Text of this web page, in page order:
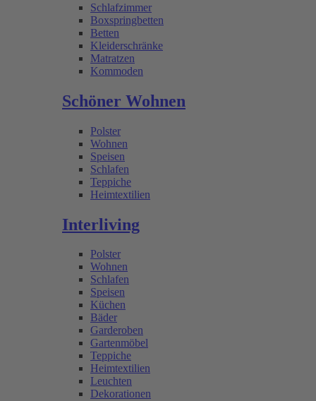
Schlafzimmer
Boxspringbetten
Betten
Kleiderschränke
Matratzen
Kommoden
Schöner Wohnen
Polster
Wohnen
Speisen
Schlafen
Teppiche
Heimtextilien
Interliving
Polster
Wohnen
Schlafen
Speisen
Küchen
Bäder
Garderoben
Gartenmöbel
Teppiche
Heimtextilien
Leuchten
Dekorationen